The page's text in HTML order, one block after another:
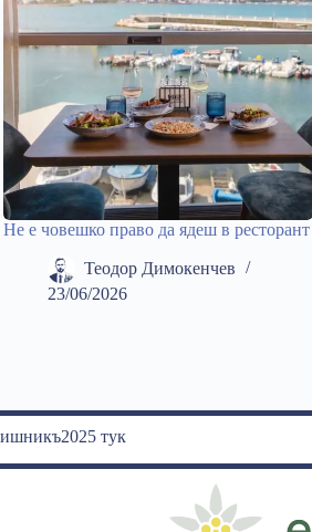
Не е човешко право да ядеш в ресторант
Теодор Димокенчев
23/06/2026
тук